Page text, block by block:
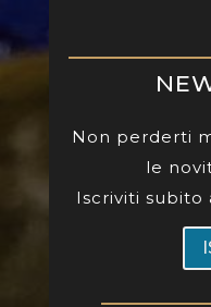
Non perderti
le
Iscriviti subito